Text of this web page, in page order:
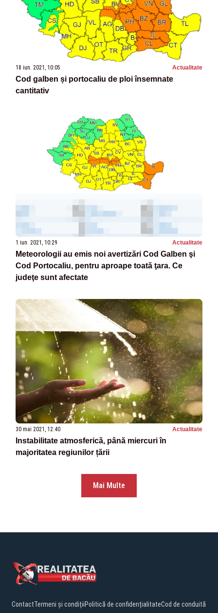
18 iun. 2021, 10:05 Actualitate
Cod galben și portocaliu de ploi însemnate
cantitativ
1 iun. 2021, 10:29 Actualitate
Meteorologii au emis noi avertizări Cod Galben şi
Cod Portocaliu, pentru aproape toată ţara. Ce
judeţe sunt afectate
30 mai 2021, 12:40 Actualitate
Instabilitate atmosferică, până miercuri în
majoritatea regiunilor țării
Mai Multe
ContactTermeni și condițiiPolitică de confidențialitateCod de conduită